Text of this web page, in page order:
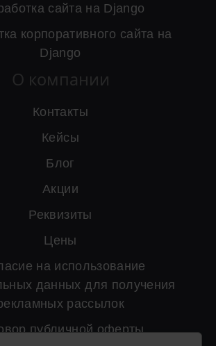
сайта на Django
корпоративного сайта на
Django
О компании
Контакты
Кейсы
Блог
Акции
Реквизиты
Цены
на использование
данных для получения
рассылок
публичной оферты